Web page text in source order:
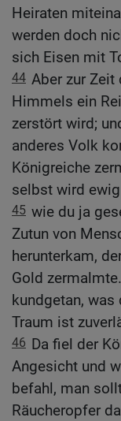
Heiraten
werden doch
sich Eisen mit
44 Aber zur Zeit
Himmels ein
zerstört wird;
anderes Volk
Königreiche
selbst wird
45 wie du ja
Zutun von
herunterkam,
Gold
kundgetan, was
Traum ist
46 Da fiel der
Angesicht und
befahl, man
Räucheropfer